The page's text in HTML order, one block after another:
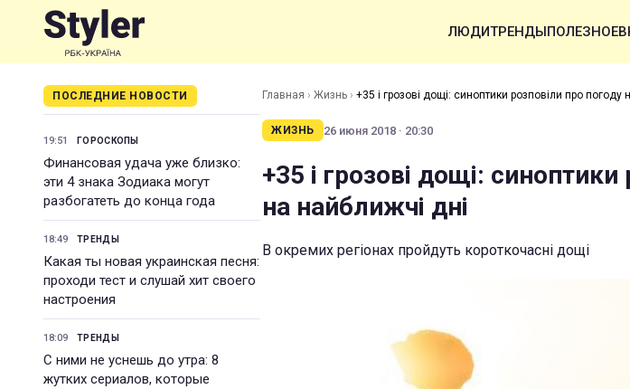
ЛЮДИТРЕНДЫПОЛЕЗНОЕ
ПОСЛЕДНИЕ НОВОСТИ
19:51 ГОРОСКОПЫ
Финансовая удача уже близко:
эти 4 знака Зодиака могут
разбогатеть до конца года
18:49 ТРЕНДЫ
Какая ты новая украинская песня:
проходи тест и слушай хит своего
настроения
18:09 ТРЕНДЫ
С ними не уснешь до утра: 8
жутких сериалов, которые
Главная › Жизнь › +35 і грозові дощі: синоптики розповіли про погоду
ЖИЗНЬ 26 июня 2018 · 20:30
+35 і грозові дощі:
на найближчі дні
В окремих регіонах пройдуть короткочасні дощі